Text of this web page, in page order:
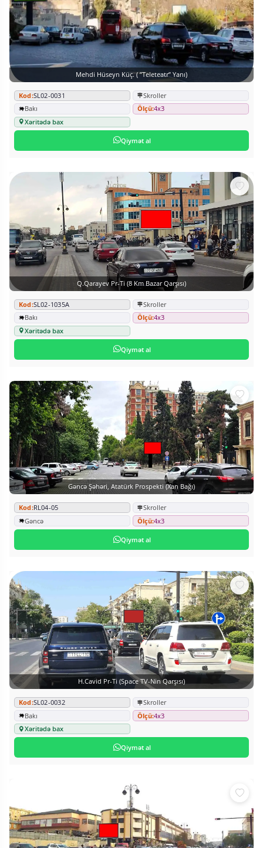
Mehdi Hüseyn Küç. ( ”Teleteatr” Yanı)
Kod:SL02-0031
Skroller
Bakı
Ölçü:4x3
Xəritədə bax
Qiymət al
Q.Qarayev Pr-Ti (8 Km Bazar Qarşısı)
Kod:SL02-1035A
Skroller
Bakı
Ölçü:4x3
Xəritədə bax
Qiymət al
Gəncə Şəhəri, Atatürk Prospekti (Xan Bağı)
Kod:RL04-05
Skroller
Gəncə
Ölçü:4x3
Qiymət al
H.Cavid Pr-Ti (Space TV-Nin Qarşısı)
Kod:SL02-0032
Skroller
Bakı
Ölçü:4x3
Xəritədə bax
Qiymət al